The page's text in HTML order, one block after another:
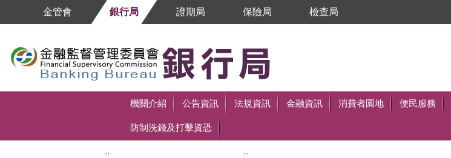
跳到主要內容區塊
金管會 銀行局 證期局 保險局 檢查局
機關介紹 公告資訊 法規資訊 金融資訊 消費者園地 便民服務
防制洗錢及打擊資恐
::: :::